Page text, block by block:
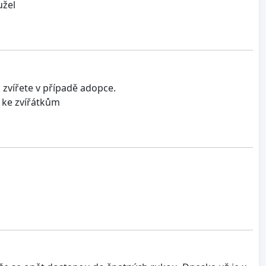
v případě adopce.
zvířátkům